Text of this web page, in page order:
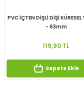
PVC İÇTEN DİŞLİ DİŞİ KÜRESEL
- 63mm
119,90 TL
Sepete Ekle